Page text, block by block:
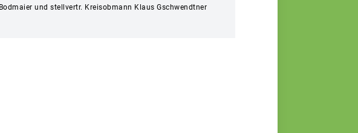
und stellvertr. Kreisobmann Klaus Gschwendtner